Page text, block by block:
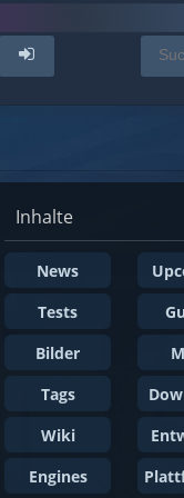
Inhalte
News
Tests
Bilder
Tags
Wiki
Engines